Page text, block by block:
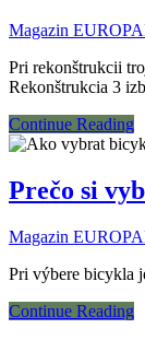
Magazin
Pri rekonštrukcii
Rekonštrukcia 3
Continue Reading
Prečo si
Magazin
Pri výbere bicykla
Continue Reading